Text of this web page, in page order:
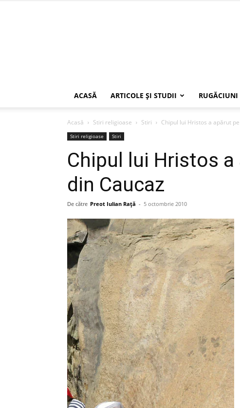
ACASĂ ARTICOLE ŞI STUDII RUGĂCIUNI
Acasă Stiri religioase Stiri Chipul lui Hristos a apărut
Stiri religioase Stiri
Chipul lui Hristos
din Caucaz
De către Preot Iulian Raţă - 5 octombrie 2010